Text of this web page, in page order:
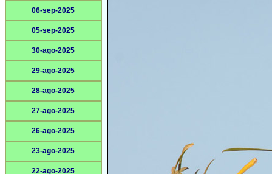
06-sep-2025
05-sep-2025
30-ago-2025
29-ago-2025
28-ago-2025
27-ago-2025
26-ago-2025
23-ago-2025
22-ago-2025